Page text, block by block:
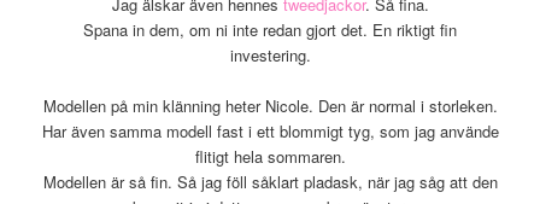
Spana in dem, om ni inte redan gjort det. En riktigt fin
investering.
Modellen på min klänning heter Nicole. Den är normal i storleken.
Har även samma modell fast i ett blommigt tyg, som jag använde
flitigt hela sommaren.
Modellen är så fin. Så jag föll såklart pladask, när jag såg att den